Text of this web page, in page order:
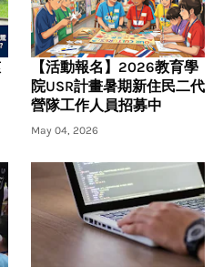
【活動報名】2026教育學
院USR計畫暑期新住民二代
營隊工作人員招募中
May 04, 2026